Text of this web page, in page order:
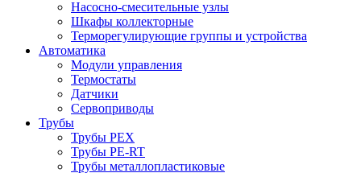
Насосно-смесительные узлы
Шкафы коллекторные
Терморегулирующие группы и устройства
Автоматика
Модули управления
Термостаты
Датчики
Сервоприводы
Трубы
Трубы PEX
Трубы PE-RT
Трубы металлопластиковые